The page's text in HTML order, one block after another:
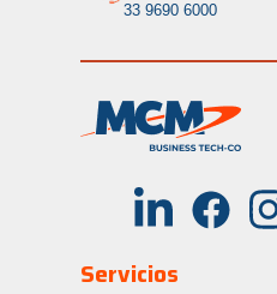
33 9690 6000
Servicios